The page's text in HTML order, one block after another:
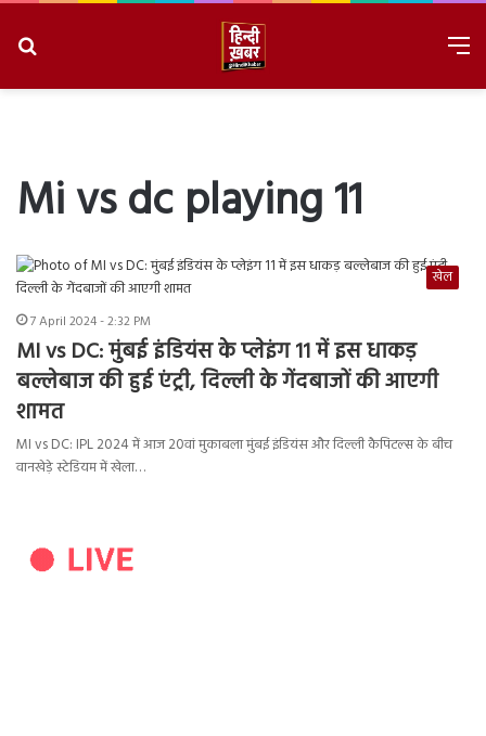
Mi vs dc playing 11
खेल
7 April 2024 - 2:32 PM
MI vs DC: मुंबई इंडियंस के प्लेइंग 11 में इस धाकड़
बल्लेबाज की हुई एंट्री, दिल्ली के गेंदबाजों की आएगी
शामत
MI vs DC: IPL 2024 में आज 20वां मुकाबला मुंबई इंडियंस और दिल्ली कैपिटल्स के बीच
वानखेड़े स्टेडियम में खेला…